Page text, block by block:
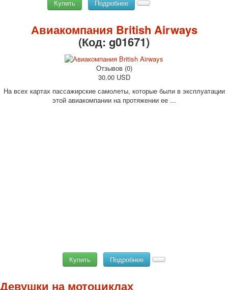
Купить Подробнее
Авиакомпания British Airways
(Код: g01671)
Отзывов (0)
30.00 USD
На всех картах пассажирские самолеты, которые были в эксплуатации
этой авиакомпании на протяжении ее ...
Купить Подробнее
Девушки на мотоциклах